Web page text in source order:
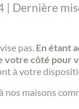
Dernière
pas. En étant
votre côté
à votre
nos maisons